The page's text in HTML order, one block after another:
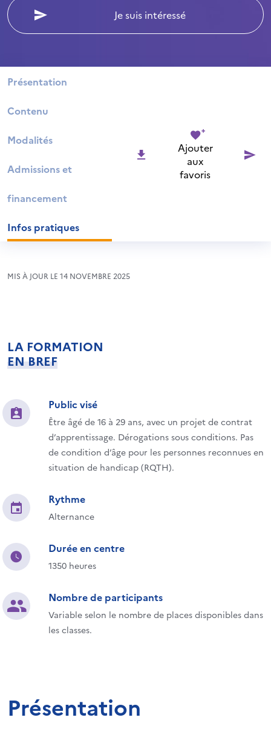
Je suis intéressé
Présentation
Contenu
Modalités
Admissions et
financement
Infos pratiques
Ajouter
aux
favoris
MIS À JOUR LE 14 NOVEMBRE 2025
LA FORMATION
EN BREF
Public visé
Être âgé de 16 à 29 ans, avec un projet de contrat
d’apprentissage. Dérogations sous conditions. Pas
de condition d’âge pour les personnes reconnues en
situation de handicap (RQTH).
Rythme
Alternance
Durée en centre
1350 heures
Nombre de participants
Variable selon le nombre de places disponibles dans
les classes.
Présentation